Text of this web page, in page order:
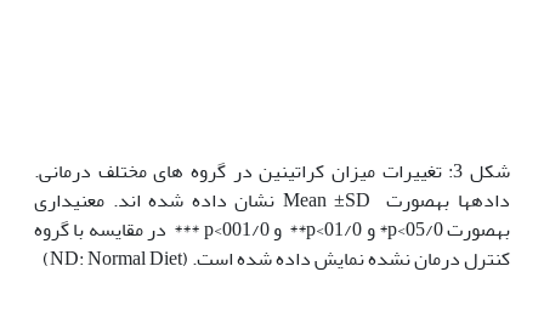
شکل 3: تغییرات میزان کراتینین در گروه های مختلف درمانی.
داده‫ها به‫صورت Mean ±SD نشان داده شده اند. معنی‫داری
به‫صورت 05/0>p* و 01/0>p** و 001/0>p *** در مقایسه با گروه
کنترل درمان نشده نمایش داده شده است. (ND: Normal Diet)